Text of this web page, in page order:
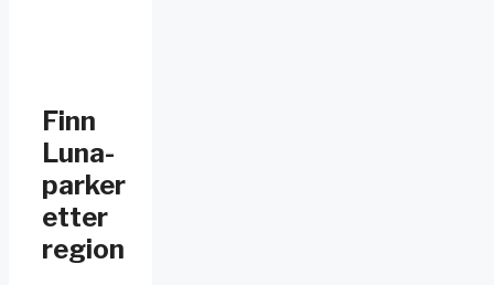
Finn
Luna-
parker
etter
region